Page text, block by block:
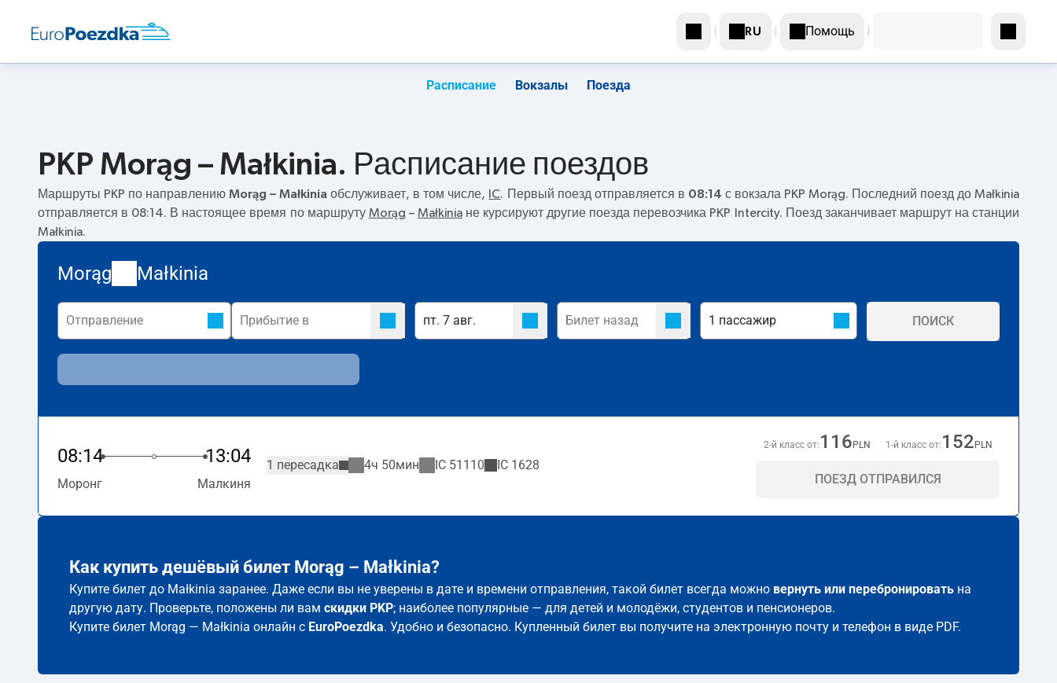
RU Помощь
Расписание Вокзалы Поезда
PKP Morąg – Małkinia. Расписание поездов
Маршруты PKP по направлениюMorąg – Małkinia обслуживает, в том числе, IC. Первый поезд отправляется в 08:14 с вокзала PKP Morąg. Последний поезд до Małkinia
отправляется в 08:14. В настоящее время по маршруту Morąg – Małkiniaне курсируют другие поезда перевозчика PKP Intercity. Поезд заканчивает маршрут на станции
Małkinia.
Morąg Małkinia
ПОИСК
08:14 13:04
Моронг Малкиня
1 пересадка 4ч 50мин IC 51110 IC 1628
2-й класс от: 116 PLN 1-й класс от: 152 PLN
ПОЕЗД ОТПРАВИЛСЯ
Как купить дешёвый билет Morąg – Małkinia?
Купите билет до Małkinia заранее. Даже если вы не уверены в дате и времени отправления, такой билет всегда можно вернуть или перебронировать на
другую дату. Проверьте, положены ли вам скидки PKP; наиболее популярные — для детей и молодёжи, студентов и пенсионеров.
Купите билет Morąg — Małkinia онлайн с EuroPoezdka. Удобно и безопасно. Купленный билет вы получите на электронную почту и телефон в виде PDF.